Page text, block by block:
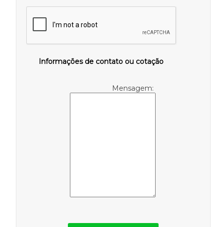
Informações de contato ou cotação
Mensagem: